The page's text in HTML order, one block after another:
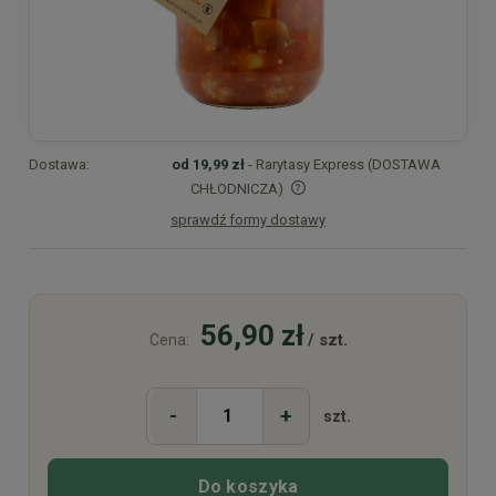
Dostawa: od 19,99 zł - Rarytasy Express (DOSTAWA
CHŁODNICZA)
Cena nie zawiera ewentualnych kosztów płatności
sprawdź formy dostawy
Cena: 56,90 zł/ szt.
- + szt.
Do koszyka